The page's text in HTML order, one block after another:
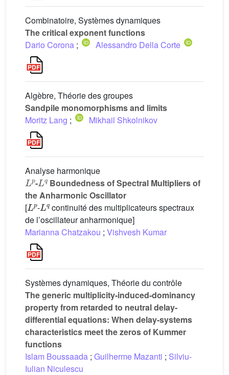
Combinatoire, Systèmes dynamiques
The critical exponent functions
Dario Corona ; Alessandro Della Corte
Algèbre, Théorie des groupes
Sandpile monomorphisms and limits
Moritz Lang ; Mikhail Shkolnikov
Analyse harmonique
Lp
-
Lq
Boundedness of Spectral Multipliers of
the Anharmonic Oscillator
[
Lp
-
Lq
continuité des multiplicateurs spectraux
de l’oscillateur anharmonique]
Marianna Chatzakou ; Vishvesh Kumar
Systèmes dynamiques, Théorie du contrôle
The generic multiplicity-induced-dominancy
property from retarded to neutral delay-
differential equations: When delay-systems
characteristics meet the zeros of Kummer
functions
Islam Boussaada ; Guilherme Mazanti ; Silviu-
Iulian Niculescu